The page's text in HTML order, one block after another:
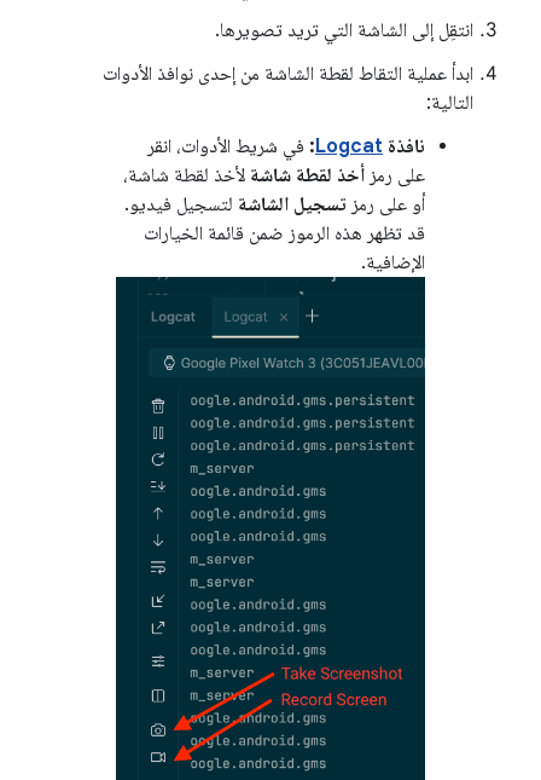
انتقِل إلى الشاشة التي تريد تصويرها.
ابدأ عملية التقاط لقطة الشاشة من إحدى نوافذ الأدوات
التالية:
نافذة Logcat
: في شريط الأدوات، انقر
على رمز أخذ لقطة شاشة لأخذ لقطة شاشة،
أو على رمز تسجيل الشاشة لتسجيل فيديو.
قد تظهر هذه الرموز ضمن قائمة الخيارات
الإضافية.